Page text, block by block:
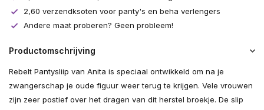
2,60 verzendksoten voor panty's en beha verlengers
Andere maat proberen? Geen probleem!
Productomschrijving
Rebelt Pantysliip van Anita is speciaal ontwikkeld om na je
zwangerschap je oude figuur weer terug te krijgen. Vele vrouwen
zijn zeer postief over het dragen van dit herstel broekje. De slip